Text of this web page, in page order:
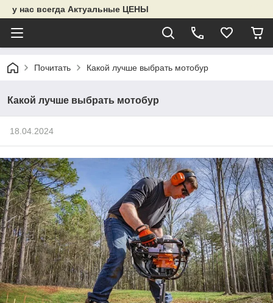
у нас всегда Актуальные ЦЕНЫ
Почитать Какой лучше выбрать мотобур
Какой лучше выбрать мотобур
18.04.2024